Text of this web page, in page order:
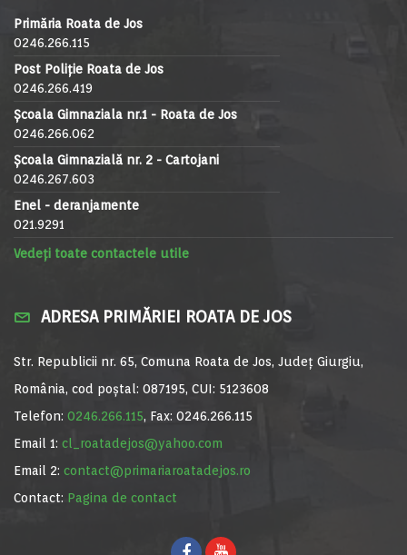
Primăria Roata de Jos
0246.266.115
Post Poliție Roata de Jos
0246.266.419
Școala Gimnaziala nr.1 - Roata de Jos
0246.266.062
Școala Gimnazială nr. 2 - Cartojani
0246.267.603
Enel - deranjamente
021.9291
Vedeți toate contactele utile
ADRESA PRIMĂRIEI ROATA DE JOS
Str. Republicii nr. 65, Comuna Roata de Jos, Județ Giurgiu,
România, cod poștal: 087195, CUI: 5123608
Telefon: 0246.266.115, Fax: 0246.266.115
Email 1: cl_roatadejos@yahoo.com
Email 2: contact@primariaroatadejos.ro
Contact: Pagina de contact